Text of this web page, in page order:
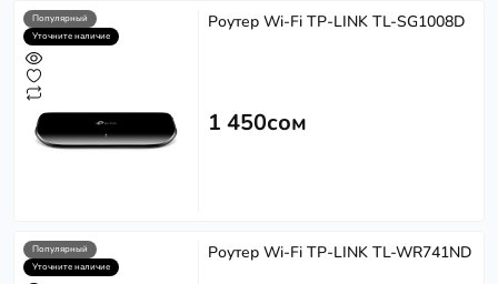
Популярный
Уточните наличие
Роутер Wi-Fi TP-LINK TL-SG1008D
1 450сом
Популярный
Уточните наличие
Роутер Wi-Fi TP-LINK TL-WR741ND